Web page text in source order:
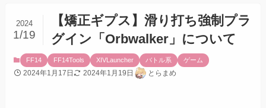
【矯正ギプス】滑り打ち強制プラ
グイン「Orbwalker」について
2024
1/19
FF14 FF14Tools XIVLauncher バトル系 ゲーム
2024年1月17日 2024年1月19日 とらまめ
インストール
使い方：設定画面は「/orbwalker」で表示できま
す
Settingsタブ